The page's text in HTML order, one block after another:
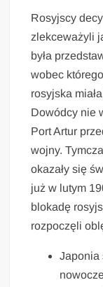
Rosyjscy
zlekceważyli
była
wobec
rosyjska
Dowódcy nie
Port Artur
wojny.
okazały się
już w lutym
blokadę
rozpoczęli
Japonia